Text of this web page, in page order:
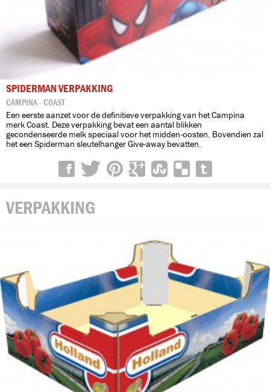
SPIDERMAN VERPAKKING
CAMPINA - COAST
Een eerste aanzet voor de definitieve verpakking van het Campina
merk Coast. Deze verpakking bevat een aantal blikken
gecondenseerde melk speciaal voor het midden-oosten. Bovendien zal
het een Spiderman sleutelhanger Give-away bevatten.
VERPAKKING